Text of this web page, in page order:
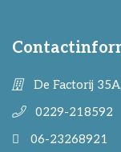
De Factorij
0229-218592
06-23268921